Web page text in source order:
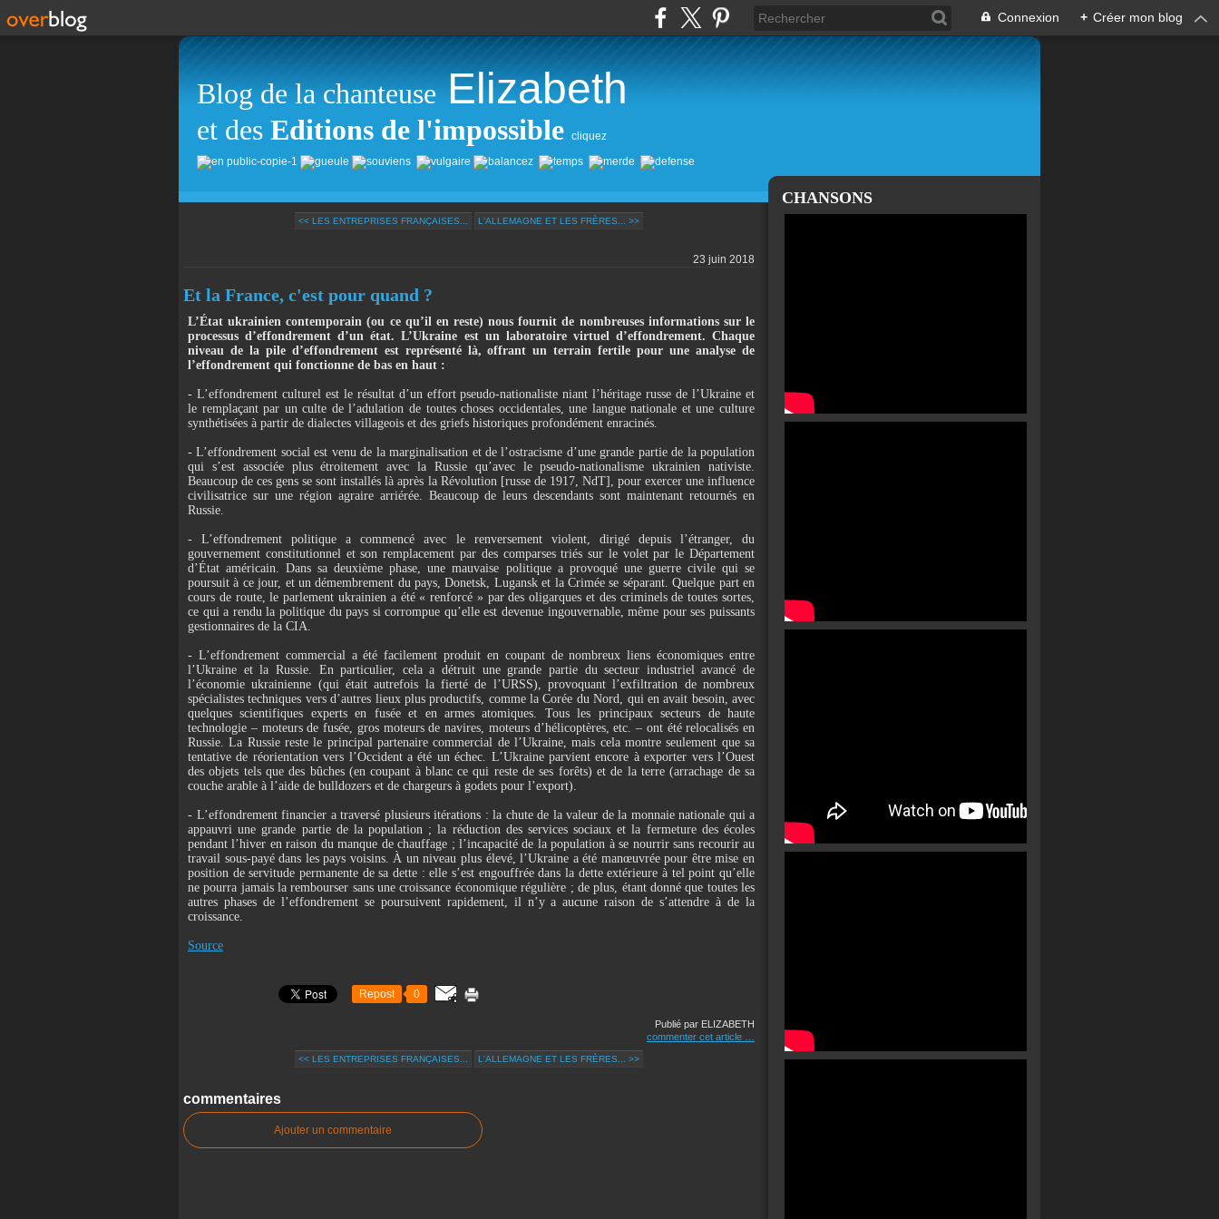
Connexion + Créer mon blog
Blog de la chanteuse Elizabeth
et des Editions de l'impossible cliquez
<< LES ENTREPRISES FRANÇAISES... L'ALLEMAGNE ET LES FRÈRES... >>
23 juin 2018
Et la France, c'est pour quand ?
L’État ukrainien contemporain (ou ce qu’il en reste) nous fournit de nombreuses informations sur le
processus d’effondrement d’un état. L’Ukraine est un laboratoire virtuel d’effondrement. Chaque
niveau de la pile d’effondrement est représenté là, offrant un terrain fertile pour une analyse de
l’effondrement qui fonctionne de bas en haut :
- L’effondrement culturel est le résultat d’un effort pseudo-nationaliste niant l’héritage russe de l’Ukraine et
le remplaçant par un culte de l’adulation de toutes choses occidentales, une langue nationale et une culture
synthétisées à partir de dialectes villageois et des griefs historiques profondément enracinés.
- L’effondrement social est venu de la marginalisation et de l’ostracisme d’une grande partie de la population
qui s’est associée plus étroitement avec la Russie qu’avec le pseudo-nationalisme ukrainien nativiste.
Beaucoup de ces gens se sont installés là après la Révolution [russe de 1917, NdT], pour exercer une influence
civilisatrice sur une région agraire arriérée. Beaucoup de leurs descendants sont maintenant retournés en
Russie.
- L’effondrement politique a commencé avec le renversement violent, dirigé depuis l’étranger, du
gouvernement constitutionnel et son remplacement par des comparses triés sur le volet par le Département
d’État américain. Dans sa deuxième phase, une mauvaise politique a provoqué une guerre civile qui se
poursuit à ce jour, et un démembrement du pays, Donetsk, Lugansk et la Crimée se séparant. Quelque part en
cours de route, le parlement ukrainien a été « renforcé » par des oligarques et des criminels de toutes sortes,
ce qui a rendu la politique du pays si corrompue qu’elle est devenue ingouvernable, même pour ses puissants
gestionnaires de la CIA.
- L’effondrement commercial a été facilement produit en coupant de nombreux liens économiques entre
l’Ukraine et la Russie. En particulier, cela a détruit une grande partie du secteur industriel avancé de
l’économie ukrainienne (qui était autrefois la fierté de l’URSS), provoquant l’exfiltration de nombreux
spécialistes techniques vers d’autres lieux plus productifs, comme la Corée du Nord, qui en avait besoin, avec
quelques scientifiques experts en fusée et en armes atomiques. Tous les principaux secteurs de haute
technologie – moteurs de fusée, gros moteurs de navires, moteurs d’hélicoptères, etc. – ont été relocalisés en
Russie. La Russie reste le principal partenaire commercial de l’Ukraine, mais cela montre seulement que sa
tentative de réorientation vers l’Occident a été un échec. L’Ukraine parvient encore à exporter vers l’Ouest
des objets tels que des bûches (en coupant à blanc ce qui reste de ses forêts) et de la terre (arrachage de sa
couche arable à l’aide de bulldozers et de chargeurs à godets pour l’export).
- L’effondrement financier a traversé plusieurs itérations : la chute de la valeur de la monnaie nationale qui a
appauvri une grande partie de la population ; la réduction des services sociaux et la fermeture des écoles
pendant l’hiver en raison du manque de chauffage ; l’incapacité de la population à se nourrir sans recourir au
travail sous-payé dans les pays voisins. À un niveau plus élevé, l’Ukraine a été manœuvrée pour être mise en
position de servitude permanente de sa dette : elle s’est engouffrée dans la dette extérieure à tel point qu’elle
ne pourra jamais la rembourser sans une croissance économique régulière ; de plus, étant donné que toutes les
autres phases de l’effondrement se poursuivent rapidement, il n’y a aucune raison de s’attendre à de la
croissance.
Source
Repost 0
Publié par ELIZABETH
commenter cet article
<< LES ENTREPRISES FRANÇAISES... L'ALLEMAGNE ET LES FRÈRES... >>
commentaires
Ajouter un commentaire
CHANSONS